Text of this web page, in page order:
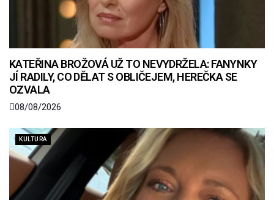
KATEŘINA BROŽOVÁ UŽ TO NEVYDRŽELA: FANYNKY
JÍ RADILY, CO DĚLAT S OBLIČEJEM, HEREČKA SE
OZVALA
08/08/2026
KULTURA